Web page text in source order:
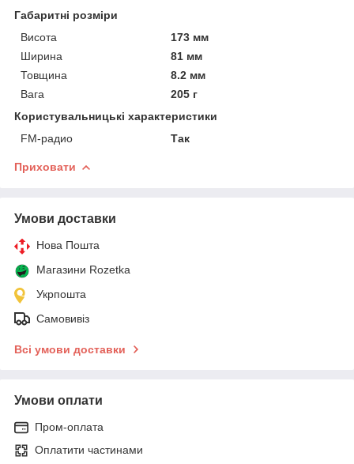
Габаритні розміри
Висота
173 мм
Ширина
81 мм
Товщина
8.2 мм
Вага
205 г
Користувальницькі характеристики
FM-радио
Так
Приховати
Умови доставки
Нова Пошта
Магазини Rozetka
Укрпошта
Самовивіз
Всі умови доставки
Умови оплати
Пром-оплата
Оплатити частинами